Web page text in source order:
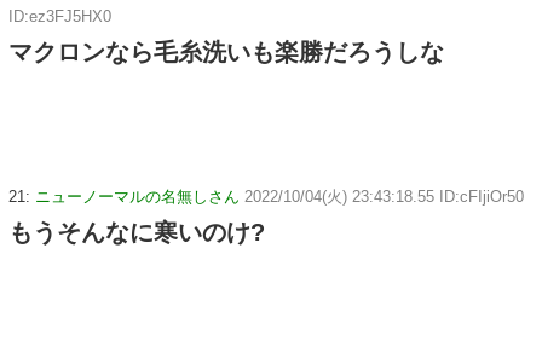
ID:ez3FJ5HX0
マクロンなら毛糸洗いも楽勝だろうしな
21: ニューノーマルの名無しさん 2022/10/04(火) 23:43:18.55 ID:cFIjiOr50
もうそんなに寒いのけ?